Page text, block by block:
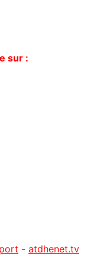
sur :
- atdhenet.tv